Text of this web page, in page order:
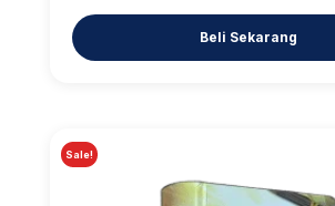
Rp90.000.Rp72.000.
Sale!